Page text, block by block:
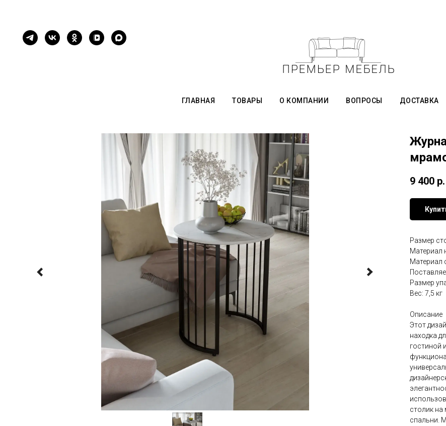
ГЛАВНАЯ ТОВАРЫ О КОМПАНИИ ВОПРОСЫ ДОСТАВКА
9 400 р.
Размер
Материал
Материал
Размер
Вес: 7,5 кг
Описание
Этот
находка
гостиной
столик на
спальни.